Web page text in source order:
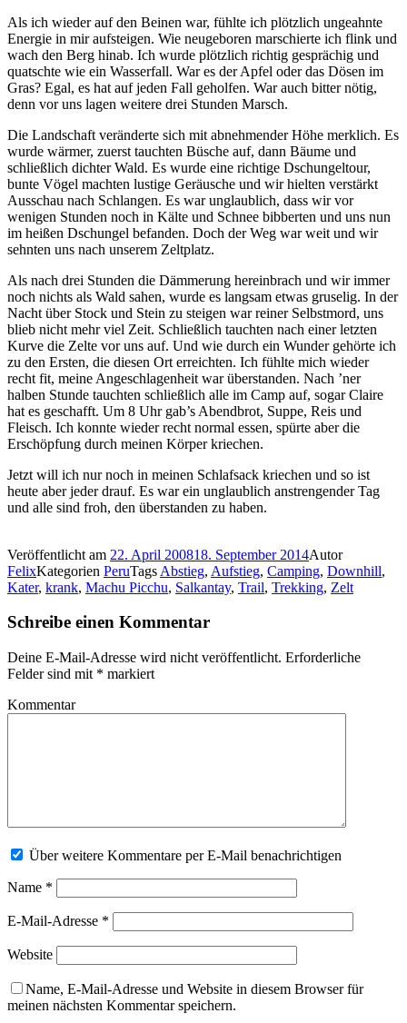
Als ich wieder auf den Beinen war, fühlte ich plötzlich ungeahnte
Energie in mir aufsteigen. Wie neugeboren marschierte ich flink und
wach den Berg hinab. Ich wurde plötzlich richtig gesprächig und
quatschte wie ein Wasserfall. War es der Apfel oder das Dösen im
Gras? Egal, es hat auf jeden Fall geholfen. War auch bitter nötig,
denn vor uns lagen weitere drei Stunden Marsch.
Die Landschaft veränderte sich mit abnehmender Höhe merklich. Es
wurde wärmer, zuerst tauchten Büsche auf, dann Bäume und
schließlich dichter Wald. Es wurde eine richtige Dschungeltour,
bunte Vögel machten lustige Geräusche und wir hielten verstärkt
Ausschau nach Schlangen. Es war unglaublich, dass wir vor
wenigen Stunden noch in Kälte und Schnee bibberten und uns nun
im heißen Dschungel befanden. Doch der Weg war weit und wir
sehnten uns nach unserem Zeltplatz.
Als nach drei Stunden die Dämmerung hereinbrach und wir immer
noch nichts als Wald sahen, wurde es langsam etwas gruselig. In der
Nacht über Stock und Stein zu steigen war reiner Selbstmord, uns
blieb nicht mehr viel Zeit. Schließlich tauchten nach einer letzten
Kurve die Zelte vor uns auf. Und wie durch ein Wunder gehörte ich
zu den Ersten, die diesen Ort erreichten. Ich fühlte mich wieder
recht fit, meine Angeschlagenheit war überstanden. Nach ’ner
halben Stunde tauchten schließlich alle im Camp auf, sogar Claire
hat es geschafft. Um 8 Uhr gab’s Abendbrot, Suppe, Reis und
Fleisch. Ich konnte wieder recht normal essen, spürte aber die
Erschöpfung durch meinen Körper kriechen.
Jetzt will ich nur noch in meinen Schlafsack kriechen und so ist
heute aber jeder drauf. Es war ein unglaublich anstrengender Tag
und alle sind froh, den überstanden zu haben.
Veröffentlicht am 22. April 200818. September 2014Autor
FelixKategorien PeruTags Abstieg, Aufstieg, Camping, Downhill,
Kater, krank, Machu Picchu, Salkantay, Trail, Trekking, Zelt
Schreibe einen Kommentar
Deine E-Mail-Adresse wird nicht veröffentlicht. Erforderliche
Felder sind mit * markiert
Kommentar
Über weitere Kommentare per E-Mail benachrichtigen
Name *
E-Mail-Adresse *
Website
Name, E-Mail-Adresse und Website in diesem Browser für
meinen nächsten Kommentar speichern.